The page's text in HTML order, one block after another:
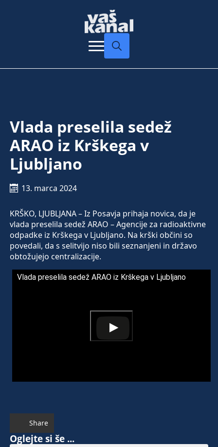
Vlada preselila sedež
ARAO iz Krškega v
Ljubljano
13. marca 2024
KRŠKO, LJUBLJANA – Iz Posavja prihaja novica, da je
vlada preselila sedež ARAO – Agencije za radioaktivne
odpadke iz Krškega v Ljubljano. Na krški občini so
povedali, da s selitvijo niso bili seznanjeni in državo
obtožujejo centralizacije.
Vlada preselila sedež ARAO iz Krškega v Ljubljano
Share
Oglejte si še ...